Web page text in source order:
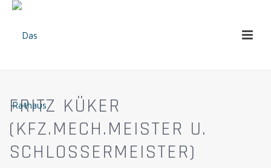
FRITZ KÜKER
(KFZ.MECH.MEISTER U.
SCHLOSSERMEISTER)